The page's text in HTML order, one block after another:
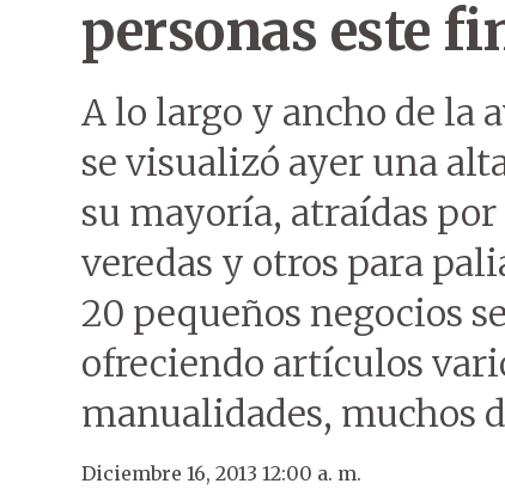
personas este
A lo largo y ancho de la
se visualizó ayer una
su mayoría, atraídas por
veredas y otros para
20 pequeños negocios
ofreciendo artículos
manualidades, muchos
Diciembre 16, 2013 12:00 a. m.